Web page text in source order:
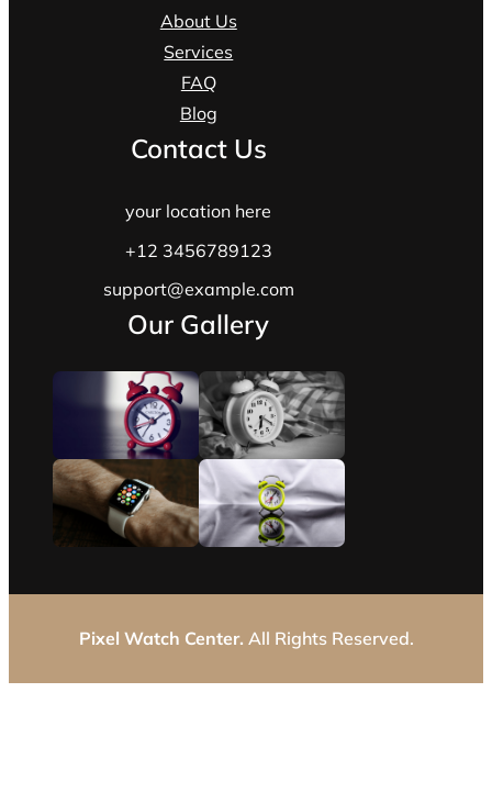
About Us
Services
FAQ
Blog
Contact Us
your location here
+12 3456789123
support@example.com
Our Gallery
Pixel Watch Center. All Rights Reserved.